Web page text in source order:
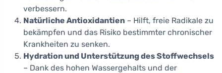
verbessern.
Natürliche Antioxidantien – Hilft, freie Radikale zu
bekämpfen und das Risiko bestimmter chronischer
Krankheiten zu senken.
Hydration und Unterstützung des Stoffwechsels
– Dank des hohen Wassergehalts und der